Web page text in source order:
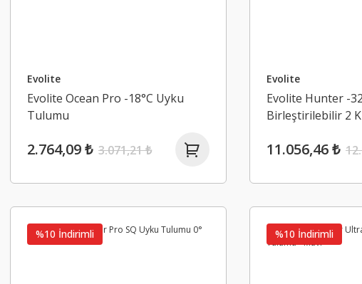
Evolite
Evolite Ocean Pro -18°C Uyku
Tulumu
2.764,09 ₺ 3.071,21 ₺
Evolite
Evolite Hunter -
Birleştirilebilir 2
11.056,46 ₺
%10 İndirimli %10 İndirimli